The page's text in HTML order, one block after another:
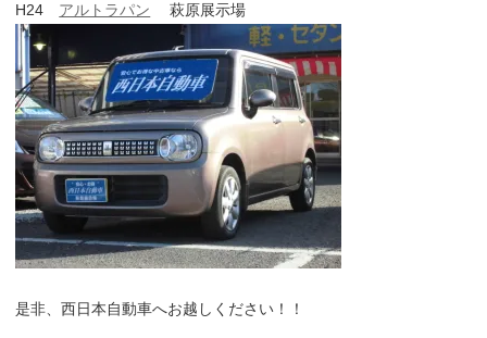
H24 アルトラパン 萩原展示場
是非、西日本自動車へお越しください！！